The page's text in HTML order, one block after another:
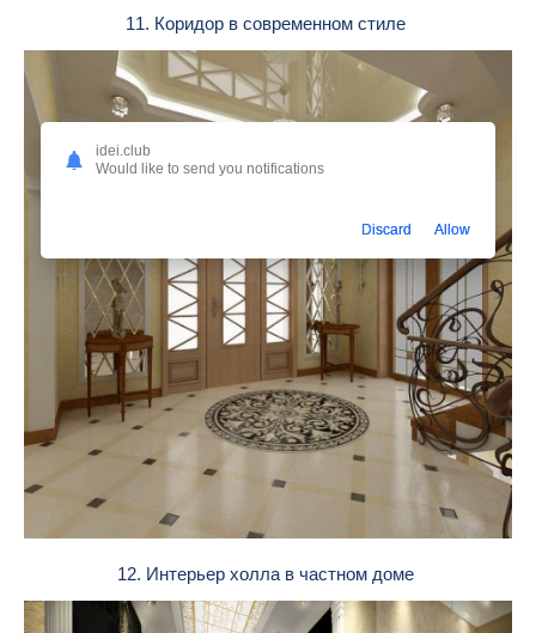
11. Коридор в современном стиле
12. Интерьер холла в частном доме
idei.club
Would like to send you notifications
Discard Allow